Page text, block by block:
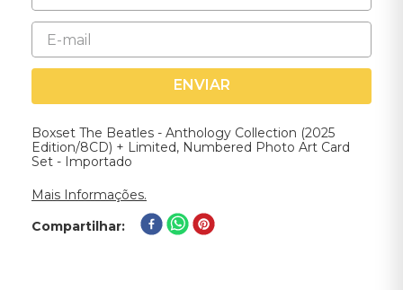
ENVIAR
Boxset The Beatles - Anthology Collection (2025
Edition/8CD) + Limited, Numbered Photo Art Card
Set - Importado
Mais Informações.
Compartilhar